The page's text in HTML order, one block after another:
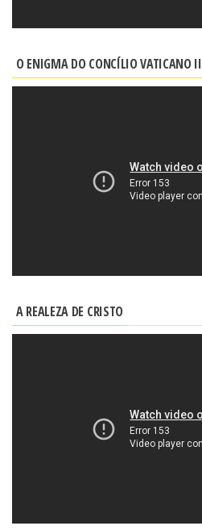
O ENIGMA DO CONCÍLIO VATICANO II
A REALEZA DE CRISTO